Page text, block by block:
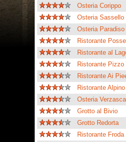
Osteria Corippo
Osteria Sassello
Osteria Paradiso
Ristorante Posse
Ristorante al
Ristorante Pizzo
Ristorante Ai
Ristorante Alpino
Osteria Verzasca
Grotto al Bivio
Grotto Redorta
Ristorante Froda